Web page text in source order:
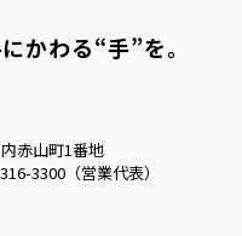
かわる“手”を。
赤山町1番地
3300（営業代表）